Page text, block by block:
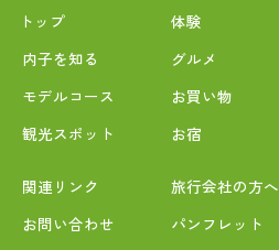
トップ
内子を知る
モデルコース
観光スポット
体験
グルメ
お買い物
お宿
関連リンク
お問い合わせ
旅行会社の方へ
パンフレット